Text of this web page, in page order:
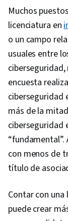
Muchos
licenciatura en
o un campo
usuales entre
encuesta
ciberseguridad
más de la
ciberseguridad
con menos de
título de
Contar con
puede crear